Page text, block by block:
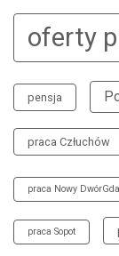
oferty
pensja
praca Człuchów
praca Nowy
praca Sopot